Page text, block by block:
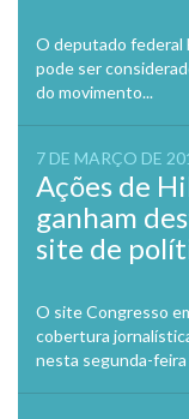
O deputado federal
pode ser
do movimento...
7 DE MARÇO DE
Ações de
ganham
site de
O site Congresso
cobertura
nesta segunda-